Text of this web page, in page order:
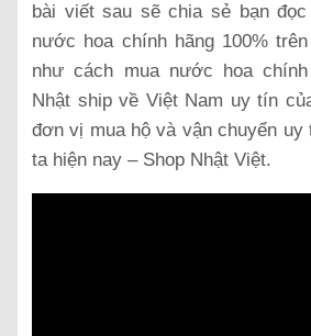
bài viết sau sẽ chia sẻ bạn
nước hoa chính hãng 100%
như cách mua nước hoa
Nhật ship về Việt Nam uy tín
đơn vị mua hộ và vận chuyển uy
ta hiện nay – Shop Nhật Việt.